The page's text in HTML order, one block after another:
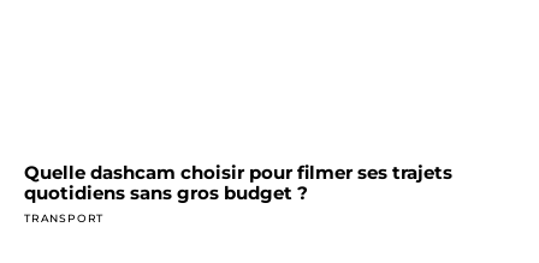
Quelle dashcam choisir pour filmer ses trajets
quotidiens sans gros budget ?
TRANSPORT